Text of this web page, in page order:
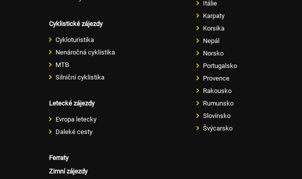
Cyklistické zájezdy
Cykloturistika
Nenáročná cyklistika
MTB
Silniční cyklistika
Letecké zájezdy
Evropa letecky
Daleké cesty
Ferraty
Zimní zájezdy
Itálie
Karpaty
Korsika
Nepál
Norsko
Portugalsko
Provence
Rakousko
Rumunsko
Slovinsko
Švýcarsko